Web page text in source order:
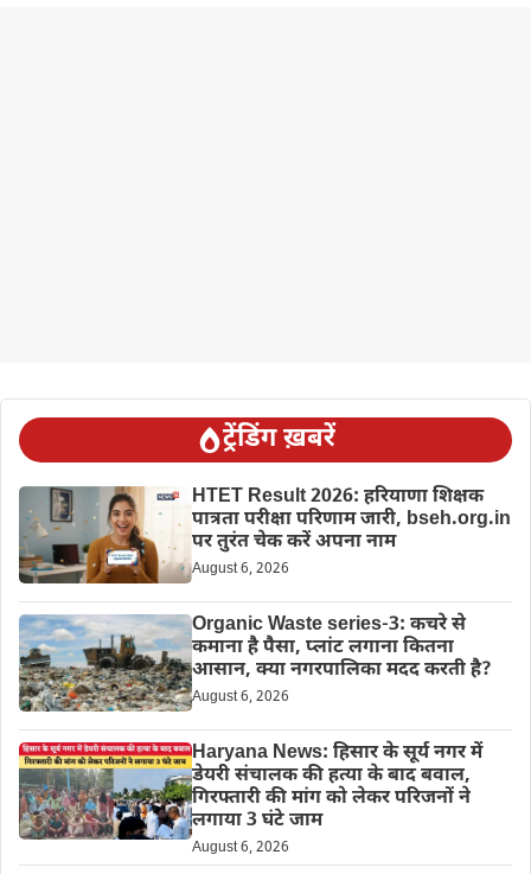
ट्रेंडिंग ख़बरें
HTET Result 2026: हरियाणा शिक्षक
पात्रता परीक्षा परिणाम जारी, bseh.org.in
पर तुरंत चेक करें अपना नाम
August 6, 2026
Organic Waste series-3: कचरे से
कमाना है पैसा, प्लांट लगाना कितना
आसान, क्या नगरपालिका मदद करती है?
August 6, 2026
Haryana News: हिसार के सूर्य नगर में
डेयरी संचालक की हत्या के बाद बवाल,
गिरफ्तारी की मांग को लेकर परिजनों ने
लगाया 3 घंटे जाम
August 6, 2026